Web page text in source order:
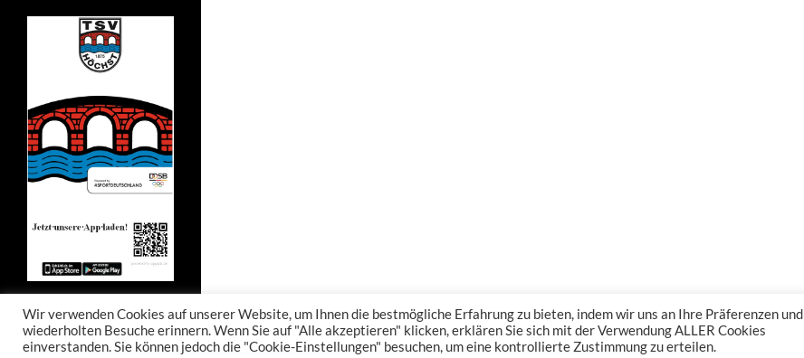
Wir verwenden Cookies auf unserer Website, um Ihnen die bestmögliche Erfahrung zu bieten, indem wir uns an Ihre Präferenzen und
wiederholten Besuche erinnern. Wenn Sie auf "Alle akzeptieren" klicken, erklären Sie sich mit der Verwendung ALLER Cookies
einverstanden. Sie können jedoch die "Cookie-Einstellungen" besuchen, um eine kontrollierte Zustimmung zu erteilen.